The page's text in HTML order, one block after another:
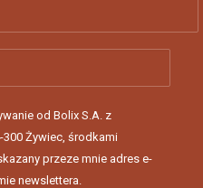
od Bolix S.A. z
300 Żywiec, środkami
przeze mnie adres e-
newslettera.